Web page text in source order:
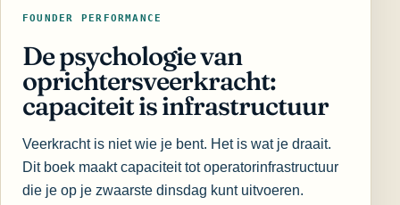
FOUNDER PERFORMANCE
De psychologie van
oprichtersveerkracht:
capaciteit is infrastructuur
Veerkracht is niet wie je bent. Het is wat je draait.
Dit boek maakt capaciteit tot operatorinfrastructuur
die je op je zwaarste dinsdag kunt uitvoeren.